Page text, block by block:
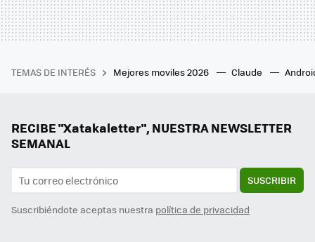
TEMAS DE INTERÉS Mejores moviles 2026 Claude
RECIBE "Xatakaletter", NUESTRA NEWSLETTER
SEMANAL
SUSCRIBIR
Suscribiéndote aceptas nuestra política de privacidad